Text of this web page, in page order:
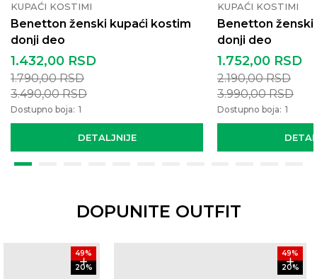
KUPAĆI KOSTIMI
Benetton ženski kupaći kostim
donji deo
DETALJNIJE
1.432,00 RSD
1.790,00RSD
3.490,00RSD
Dostupno boja: 1
KUPAĆI KOSTIMI
Benetton
donji deo
1.752,00 RSD
2.190,00RSD
3.990,00RSD
Dostupno boja: 1
DOPUNITE OUTFIT
49%
20%
49%
20%